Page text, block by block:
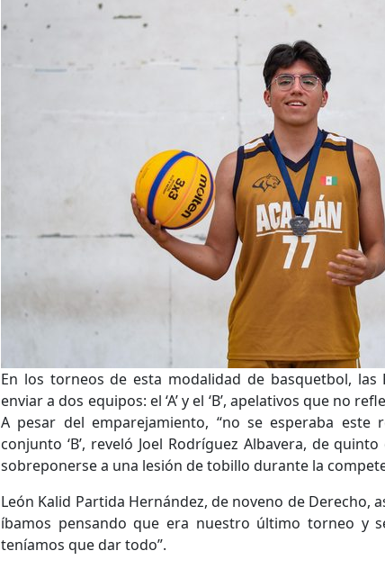
En los torneos de esta modalidad de basquetbol, las
enviar a dos equipos: el ‘A’ y el ‘B’, apelativos que no
A pesar del emparejamiento, “no se esperaba este
conjunto ‘B’, reveló Joel Rodríguez Albavera, de
sobreponerse a una lesión de tobillo durante la
León Kalid Partida Hernández, de noveno de Derecho,
íbamos pensando que era nuestro último torneo y
teníamos que dar todo”.